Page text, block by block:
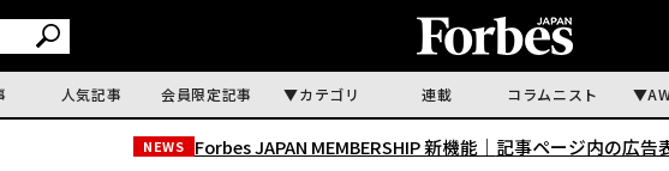
人気記事 会員限定記事 カテゴリ 連載 コラムニスト
NEWS Forbes JAPAN MEMBERSHIP 新機能｜ 記事ページ内の広告